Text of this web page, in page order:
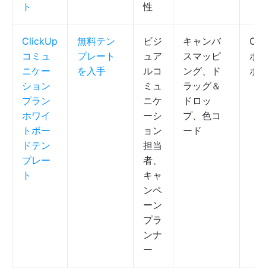
ト
性
ClickUp
コミュ
ニケー
ション
プラン
ホワイ
トボー
ドテン
プレー
ト
無料テン
プレート
を入手
ビジ
ュア
ルコ
ミュ
ニケ
ーシ
ョン
担当
者、
キャ
ンペ
ーン
プラ
ンナ
ー
キャンバ
スマッピ
ング、ド
ラッグ＆
ドロッ
プ、色コ
ード
ホ
ボ